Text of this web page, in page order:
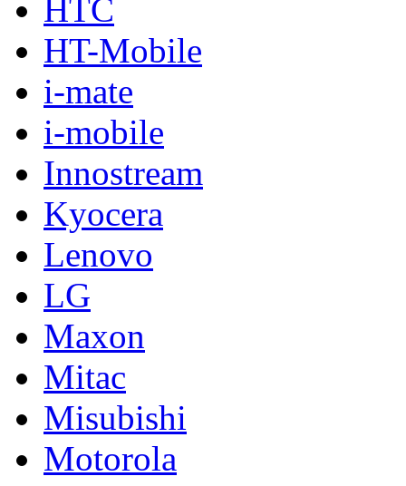
HTC
HT-Mobile
i-mate
i-mobile
Innostream
Kyocera
Lenovo
LG
Maxon
Mitac
Misubishi
Motorola